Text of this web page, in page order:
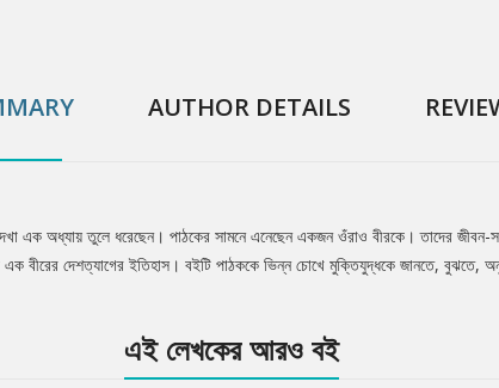
AUTHOR DETAILS
এক অধ্যায় তুলে ধরেছেন। পাঠকের সামনে এনেছেন একজন ওঁরাও বীরকে। তাদের
এক বীরের দেশত্যাগের ইতিহাস। বইটি পাঠককে ভিন্ন চোখে মুক্তিযুদ্ধকে জানতে, বুঝতে,
এই লেখকের আরও বই